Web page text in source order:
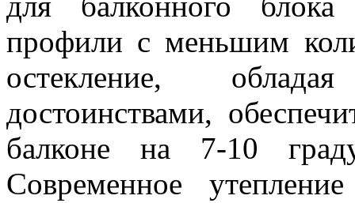
профили с меньшим
остекление,
достоинствами,
балконе на 7-10
Современное